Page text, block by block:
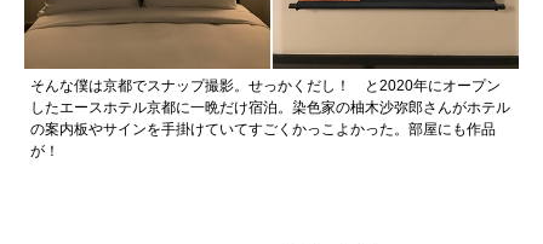
そんな僕は京都でスナップ撮影。せっかくだし！ と2020年にオープン
したエースホテル京都に一晩だけ宿泊。染色家の柚木沙弥郎さんがホテル
の案内板やサインを手掛けていてすごくかっこよかった。部屋にも作品
が！